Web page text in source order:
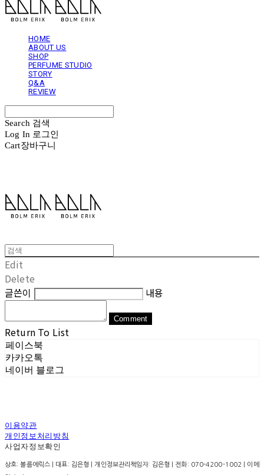
HOME
ABOUT US
SHOP
PERFUME STUDIO
STORY
Q&A
REVIEW
Search 검색
Log In 로그인
Cart장바구니
Edit
Delete
글쓴이
내용
Comment
Return To List
페이스북
카카오톡
네이버 블로그
이용약관
개인정보처리방침
사업자정보확인
상호: 볼름에릭스 | 대표: 김은형 | 개인정보관리책임자: 김은형 | 전화: 070-4200-1002 | 이메